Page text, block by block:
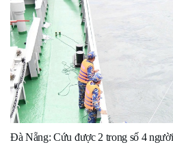
Đà Nẵng: Cứu được 2 trong số 4